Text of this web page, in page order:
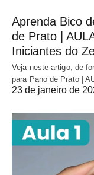
Aprenda Bico
de Prato |
Iniciantes do
Veja neste artigo, de
para Pano de Prato |
23 de janeiro de